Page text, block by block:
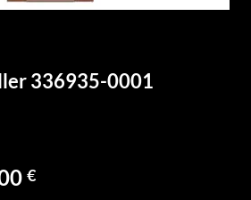
336935-0001
€Aktueller